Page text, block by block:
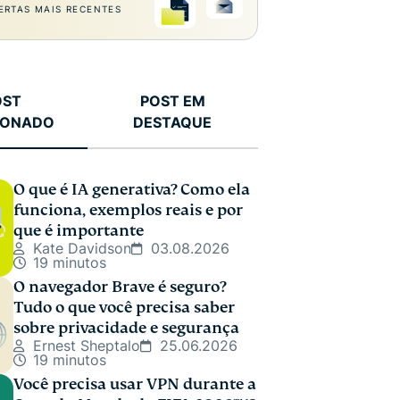
MAIS RECENTES
POST EM
DESTAQUE
O que é IA generativa? Como ela
funciona, exemplos reais e por
que é importante
Kate Davidson
03.08.2026
19 minutos
O navegador Brave é seguro?
Tudo o que você precisa saber
sobre privacidade e segurança
Ernest Sheptalo
25.06.2026
19 minutos
Você precisa usar VPN durante a